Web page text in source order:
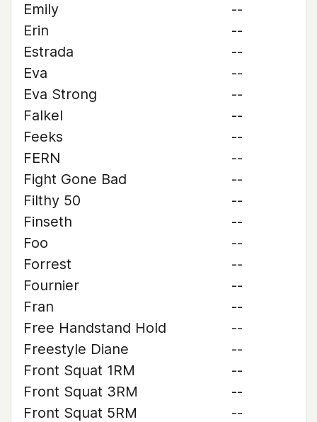
Emily
--
Erin
--
Estrada
--
Eva
--
Eva Strong
--
Falkel
--
Feeks
--
FERN
--
Fight Gone Bad
--
Filthy 50
--
Finseth
--
Foo
--
Forrest
--
Fournier
--
Fran
--
Free Handstand Hold
--
Freestyle Diane
--
Front Squat 1RM
--
Front Squat 3RM
--
Front Squat 5RM
--